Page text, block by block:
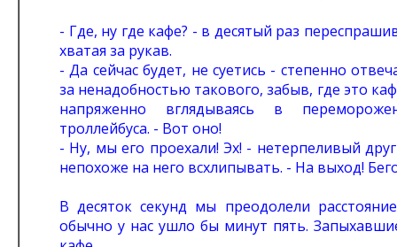
- Где, ну где кафе? - в десятый раз
хватая за рукав.
- Да сейчас будет, не суетись - степенно
за ненадобностью такового, забыв, где это
напряженно вглядываясь в
троллейбуса. - Вот оно!
- Ну, мы его проехали! Эх! - нетерпеливый
непохоже на него всхлипывать. - На выход!
В десяток секунд мы преодолели
обычно у нас ушло бы минут пять.